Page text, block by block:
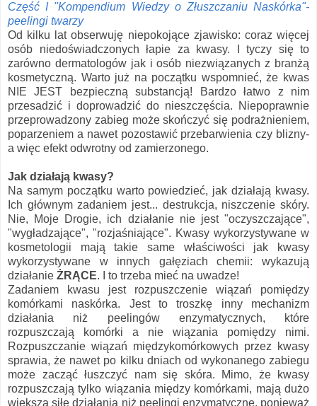
Część I "Kompendium Wiedzy o Złuszczaniu Naskórka"-
peelingi twarzy
Od kilku lat obserwuję niepokojące zjawisko: coraz więcej
osób niedoświadczonych łapie za kwasy. I tyczy się to
zarówno dermatologów jak i osób niezwiązanych z branżą
kosmetyczną. Warto już na początku wspomnieć, że kwas
NIE JEST bezpieczną substancją! Bardzo łatwo z nim
przesadzić i doprowadzić do nieszczęścia. Niepoprawnie
przeprowadzony zabieg może skończyć się podrażnieniem,
poparzeniem a nawet pozostawić przebarwienia czy blizny-
a więc efekt odwrotny od zamierzonego.
Jak działają kwasy?
Na samym początku warto powiedzieć, jak działają kwasy.
Ich głównym zadaniem jest... destrukcja, niszczenie skóry.
Nie, Moje Drogie, ich działanie nie jest "oczyszczające",
"wygładzające", "rozjaśniające". Kwasy wykorzystywane w
kosmetologii mają takie same właściwości jak kwasy
wykorzystywane w innych gałęziach chemii: wykazują
działanie ŻRĄCE. I to trzeba mieć na uwadze!
Zadaniem kwasu jest rozpuszczenie wiązań pomiędzy
komórkami naskórka. Jest to troszkę inny mechanizm
działania niż peelingów enzymatycznych, które
rozpuszczają komórki a nie wiązania pomiędzy nimi.
Rozpuszczanie wiązań międzykomórkowych przez kwasy
sprawia, że nawet po kilku dniach od wykonanego zabiegu
może zacząć łuszczyć nam się skóra. Mimo, że kwasy
rozpuszczają tylko wiązania między komórkami, mają dużo
większą siłę działania niż peelingi enzymatyczne, ponieważ